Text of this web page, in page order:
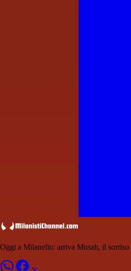
Oggi a Milanello: arriva Musah, il